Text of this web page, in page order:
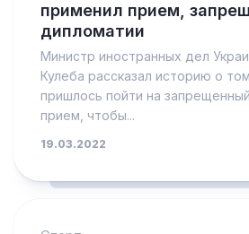
применил прием,
дипломатии
Министр иностранных дел
Кулеба рассказал историю о
пришлось пойти на
прием, чтобы...
19.03.2022